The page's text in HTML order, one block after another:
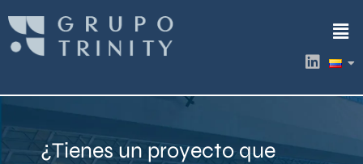
contenido
L
i
k
i
¿Tienes un proyecto que